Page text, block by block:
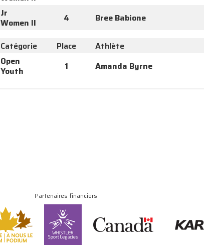
Jr
Women II
4 Bree Babione
Catégorie Place Athlète
Open
Youth
1 Amanda Byrne
Partenaires financiers